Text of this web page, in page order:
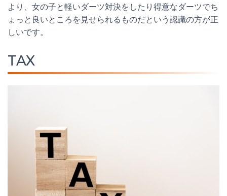
より、女の子と軽いダーツ対決をしたり得意なダーツでち
ょっと良いところを見せられるものだという認識の方が正
しいです。
TAX